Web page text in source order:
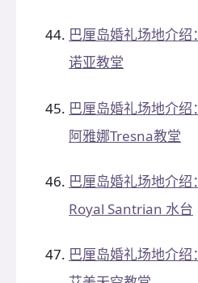
巴厘岛婚礼场地介绍：
诺亚教堂
巴厘岛婚礼场地介绍：
阿雅娜Tresna教堂
巴厘岛婚礼场地介绍：
Royal Santrian 水台
巴厘岛婚礼场地介绍：